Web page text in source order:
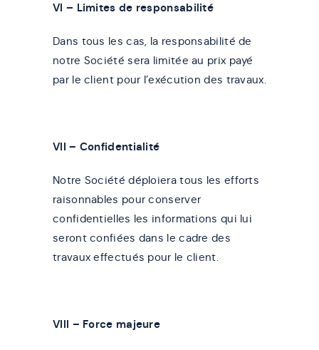
VI – Limites de responsabilité
Dans tous les cas, la responsabilité de
notre Société sera limitée au prix payé
par le client pour l’exécution des travaux.
VII – Confidentialité
Notre Société déploiera tous les efforts
raisonnables pour conserver
confidentielles les informations qui lui
seront confiées dans le cadre des
travaux effectués pour le client.
VIII – Force majeure